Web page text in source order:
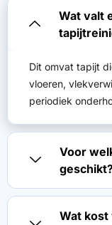
Wat valt
Dit omvat tapijt
vloeren,
periodiek
Voor
Wat